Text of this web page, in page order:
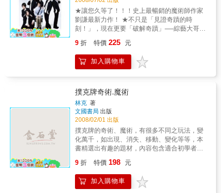
體驗，這本書都能提供最誠懇直接的解答只知
道相信的人，連自己相信的是什麼都不知道。
──法國哲學家阿蘭（《宗教論》）“如果掌管國
家大事的政治人物是完全不會說謊的呆板老實
人、絲毫不懂騙人的技巧，那麼這個國家遲早
或曾被老鼠會強迫推銷；更恐怖的是，包括宗
教騙局、超能力等神秘事件，我們的周遭充斥
著令人眼花撩亂的騙局。客觀分析起來，可以
條件齊全，你真的很容易被騙！日本近距離魔
術大師Yuki Tomo以變魔術的巧妙手法為例，簡
要明白地解說了操弄人類心理的騙術機制。最
後，身為魔術師，作者也向讀者施展了一項終
極魔術，打開書，自己做做實驗，你就能知道
所謂「超能力讀心術」有多神奇！
★讓您久等了！！！史上最暢銷的魔術師作家
劉謙最新力作！ ★不只是「見證奇蹟的時
刻！」，現在更要「破解奇蹟」──綜藝大哥大
張菲、洪都拉斯、黃品源、博神羅賓、李慧蘭
專文推薦！★魔術甜心黃心琳跨刀現身演出！
綜藝大哥大「大魔競」參賽者 江伯泉、許書
麼！以迷人的手法風靡無數觀眾，現在看來風
度翩翩的魔術教主劉謙，其實也有段宅男歲
月？正是因為劉謙也有如此不堪回首的歲月，
所以他為了造福無數宅宅，讓他們脫離孤單的
歲月，以改造宅男為出發點揭露了30個魔術，
將讓讀者獲益良多，學習這些有趣的手法來吸
引別人的目光！想知道每週在「綜藝大哥大」
大魔競擔任固定評審的劉謙老師如何讓人見證
奇蹟嗎？錯過這次機會將不再，千萬不可錯
姐，我們真的很有緣分，不信我變個魔術給你
看！雖然我們彼此不那麼熟悉，可是我卻知道
9 折 特價 225 元
加入購物車
撲克牌奇術.魔術
林克 著
文國書局 出版
2008/02/01 出版
撲克牌的奇術、魔術，有很多不同之玩法，變
化萬千，如出現、消失、移動、變化等等，本
書精選出有趣的題材，內容包含適合初學者，
能精通其要訣，便可充分享受其樂趣。
9 折 特價 198 元
加入購物車